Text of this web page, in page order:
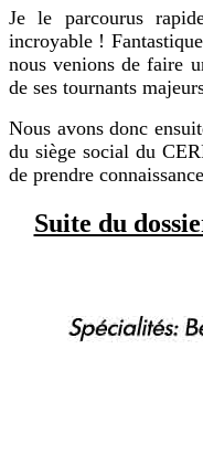
Je le parcourus
incroyable !
nous venions de faire
de ses tournants
Nous avons donc
du siège social du
de prendre
Suite du